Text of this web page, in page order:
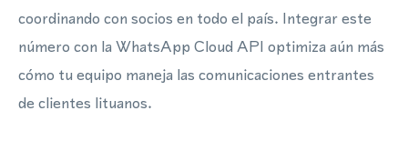
coordinando con socios en todo el país. Integrar este
número con la WhatsApp Cloud API optimiza aún más
cómo tu equipo maneja las comunicaciones entrantes
de clientes lituanos.